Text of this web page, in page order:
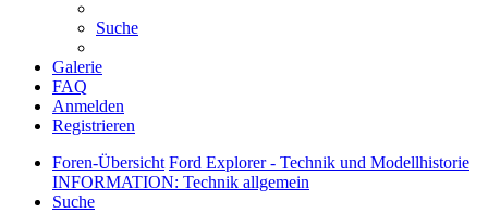
Suche
Galerie
FAQ
Anmelden
Registrieren
Foren-Übersicht Ford Explorer - Technik und Modellhistorie
INFORMATION: Technik allgemein
Suche